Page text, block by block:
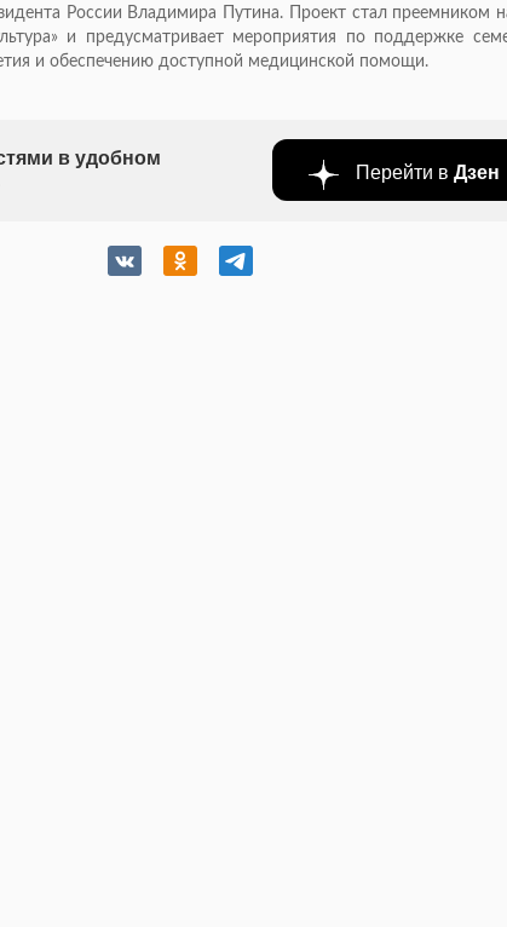
России Владимира Путина. Проект стал преемником
и предусматривает мероприятия по поддержке
и обеспечению доступной медицинской помощи.
в удобном
Перейти в Дзен